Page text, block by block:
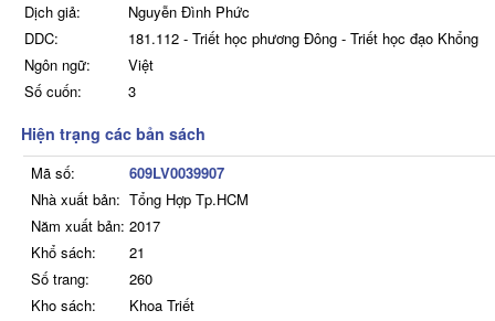
Dịch giả:
Nguyễn Đình Phức
DDC:
181.112 - Triết học phương Đông - Triết học đạo Khổng
Ngôn ngữ:
Việt
Số cuốn:
3
Hiện trạng các bản sách
Mã số:
609LV0039907
Nhà xuất bản: Tổng Hợp Tp.HCM
Năm xuất bản: 2017
Khổ sách:
21
Số trang:
260
Kho sách:
Khoa Triết